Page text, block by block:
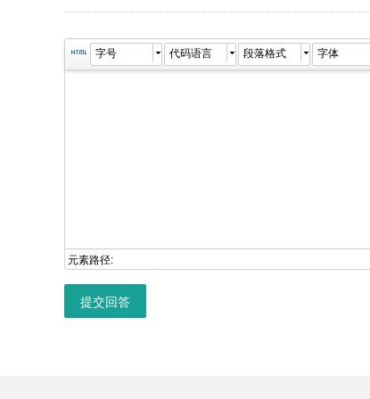
字号 代码语言 段落格式 字体
元素路径:
提交回答